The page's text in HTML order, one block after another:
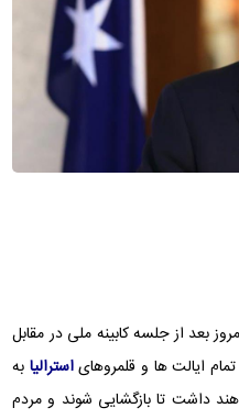
بعد از جلسه کابینه ملی در مقابل
ایالت ها و قلمروهایاسترالیا به
داشت تا بازگشایی شوند و مردم